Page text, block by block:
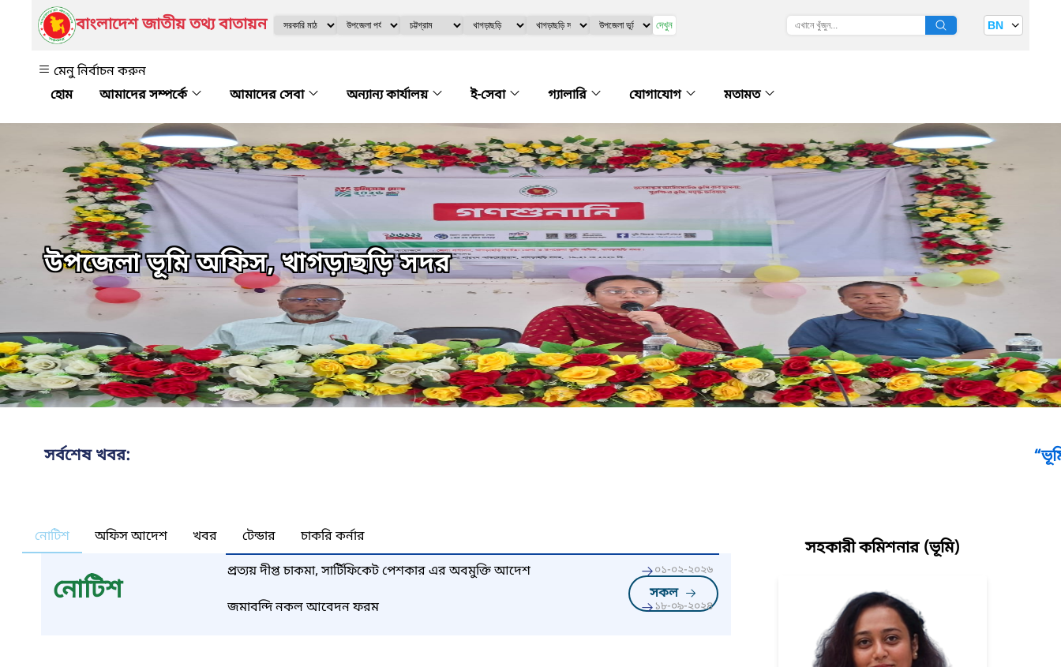
বাংলাদেশ জাতীয় তথ্য বাতায়ন দেখুন BN
মেনু নির্বাচন করুন
আমাদের সম্পর্কে
আমাদের সেবা অন্যান্য কার্যালয় ই-সেবা গ্যালারি যোগাযোগ মতামত
উপজেলা ভূমি অফিস, খাগড়াছড়ি সদর
সর্বশেষ খবর: “ভূমিসেবা
নোটিশ অফিস আদেশ খবর টেন্ডার চাকরি কর্নার
নোটিশ সকল
প্রত্যয় দীপ্ত চাকমা, সার্টিফিকেট পেশকার এর অবমুক্তি আদেশ ০১-০২-২০২৬
জমাবন্দি নকল আবেদন ফরম ১৮-০৯-২০২৪
সহকারী কমিশনার (ভূমি)